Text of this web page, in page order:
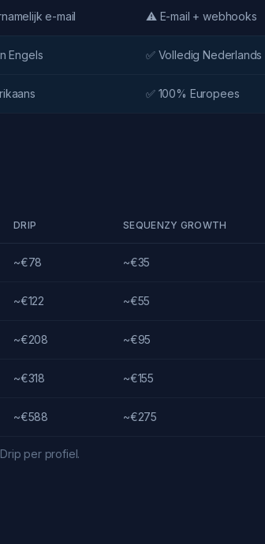
e-mail ⚠️ E-mail + webhooks
Engels ✅ Volledig Nederlands
✅ 100% Europees
DRIP SEQUENZY GROWTH
~€78 ~€35
~€122 ~€55
~€208 ~€95
~€318 ~€155
~€588 ~€275
per profiel.